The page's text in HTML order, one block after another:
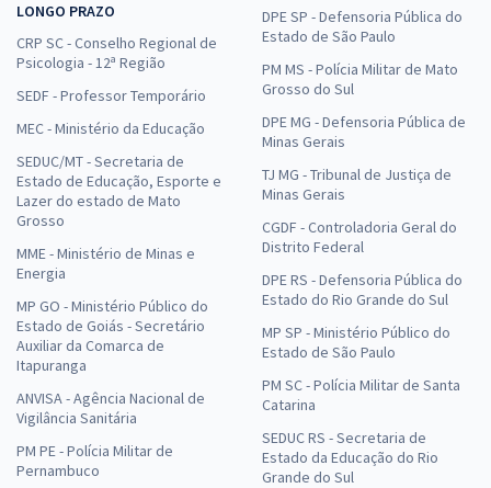
LONGO PRAZO
CRP SC - Conselho Regional de
Psicologia - 12ª Região
SEDF - Professor Temporário
MEC - Ministério da Educação
SEDUC/MT - Secretaria de
Estado de Educação, Esporte e
Lazer do estado de Mato
Grosso
MME - Ministério de Minas e
Energia
MP GO - Ministério Público do
Estado de Goiás - Secretário
Auxiliar da Comarca de
Itapuranga
ANVISA - Agência Nacional de
Vigilância Sanitária
PM PE - Polícia Militar de
Pernambuco
DPE SP - Defensoria Pública do
Estado de São Paulo
PM MS - Polícia Militar de Mato
Grosso do Sul
DPE MG - Defensoria Pública de
Minas Gerais
TJ MG - Tribunal de Justiça de
Minas Gerais
CGDF - Controladoria Geral do
Distrito Federal
DPE RS - Defensoria Pública do
Estado do Rio Grande do Sul
MP SP - Ministério Público do
Estado de São Paulo
PM SC - Polícia Militar de Santa
Catarina
SEDUC RS - Secretaria de
Estado da Educação do Rio
Grande do Sul